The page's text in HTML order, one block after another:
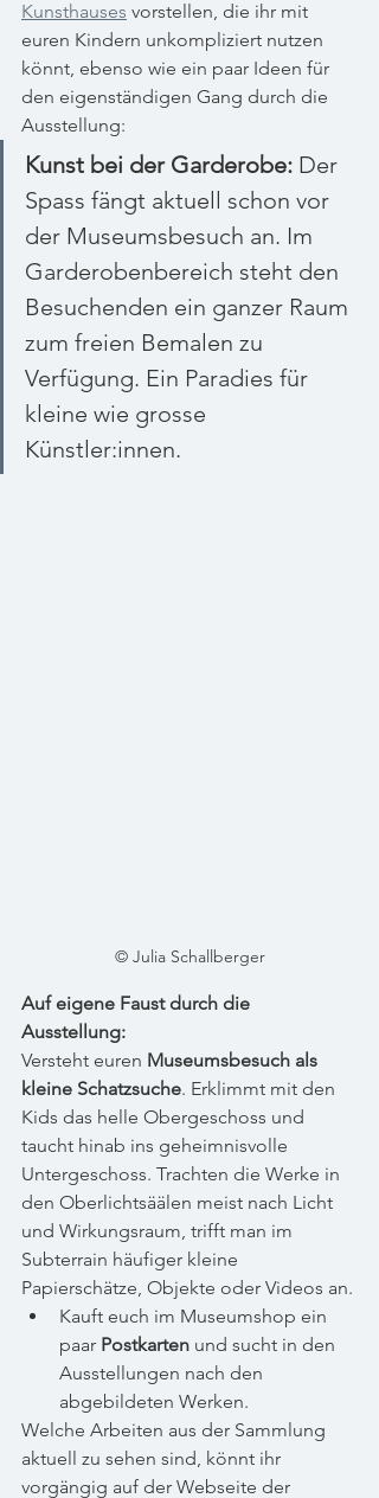
Kunsthauses vorstellen, die ihr mit
euren Kindern unkompliziert nutzen
könnt, ebenso wie ein paar Ideen für
den eigenständigen Gang durch die
Ausstellung:
Kunst bei der Garderobe: Der
Spass fängt aktuell schon vor
der Museumsbesuch an. Im
Garderobenbereich steht den
Besuchenden ein ganzer Raum
zum freien Bemalen zu
Verfügung. Ein Paradies für
kleine wie grosse
Künstler:innen.
© Julia Schallberger
Auf eigene Faust durch die
Ausstellung:
Versteht euren Museumsbesuch als
kleine Schatzsuche. Erklimmt mit den
Kids das helle Obergeschoss und
taucht hinab ins geheimnisvolle
Untergeschoss. Trachten die Werke in
den Oberlichtsäälen meist nach Licht
und Wirkungsraum, trifft man im
Subterrain häufiger kleine
Papierschätze, Objekte oder Videos an.
Kauft euch im Museumshop ein
paar Postkarten und sucht in den
Ausstellungen nach den
abgebildeten Werken.
Welche Arbeiten aus der Sammlung
aktuell zu sehen sind, könnt ihr
vorgängig auf der Webseite der